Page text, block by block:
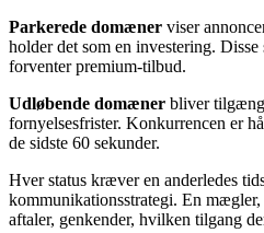
Parkerede domæner viser
holder det som en investering.
forventer premium-tilbud.
Udløbende domæner bliver
fornyelsesfrister. Konkurrencen er
de sidste 60 sekunder.
Hver status kræver en anderledes
kommunikationsstrategi. En
aftaler, genkender, hvilken tilgang